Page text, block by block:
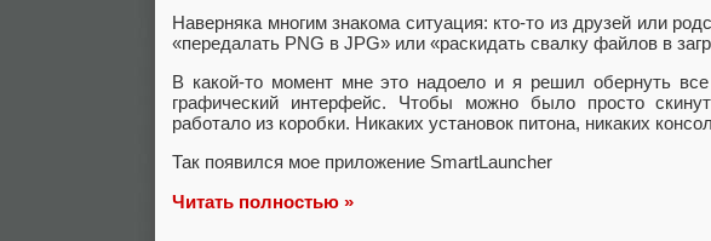
Наверняка многим знакома ситуация: кто‑то из друзей или
«передалать PNG в JPG» или «раскидать свалку файлов в
В какой‑то момент мне это надоело и я решил обернуть
графический интерфейс. Чтобы можно было просто
работало из коробки. Никаких установок питона, никаких
Так появился мое приложение SmartLauncher
Читать полностью »